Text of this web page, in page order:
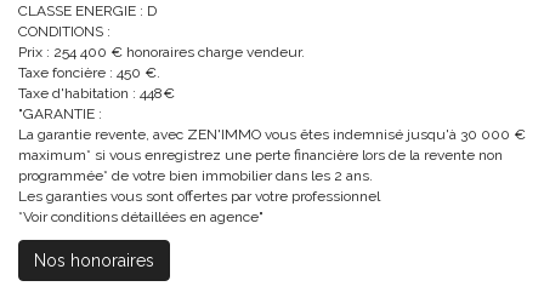
CLASSE ENERGIE : D
CONDITIONS :
Prix : 254 400 € honoraires charge vendeur.
Taxe foncière : 450 €.
Taxe d'habitation : 448€
"GARANTIE :
La garantie revente, avec ZEN'IMMO vous êtes indemnisé jusqu'à 30 000 €
maximum* si vous enregistrez une perte financière lors de la revente non
programmée* de votre bien immobilier dans les 2 ans.
Les garanties vous sont offertes par votre professionnel
*Voir conditions détaillées en agence"
Nos honoraires